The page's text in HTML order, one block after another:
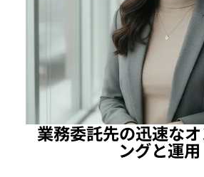
業務委託先の迅速な
ングと運用